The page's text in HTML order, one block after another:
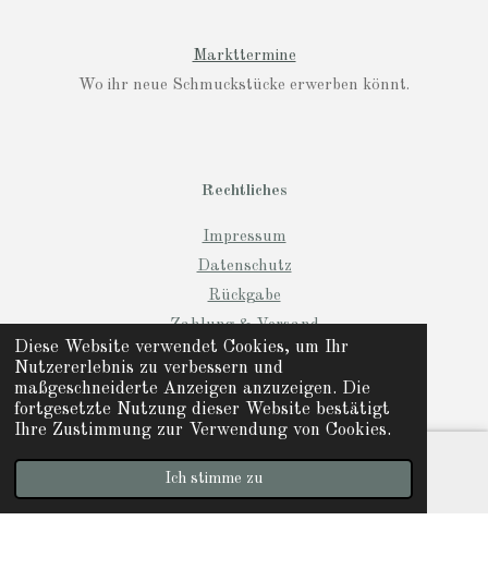
Diese Website verwendet Cookies, um Ihr
Nutzererlebnis zu verbessern und
maßgeschneiderte Anzeigen anzuzeigen. Die
fortgesetzte Nutzung dieser Website bestätigt
Ihre Zustimmung zur Verwendung von Cookies.
Ich stimme zu
Markttermine
Wo ihr neue Schmuckstücke erwerben könnt.
Rechtliches
Impressum
Datenschutz
Rückgabe
Zahlung & Versand
Lieferzeit
AGB &
Kundeninformationen
Widerrufsbelehrung &
Muster-Widerrufsformular